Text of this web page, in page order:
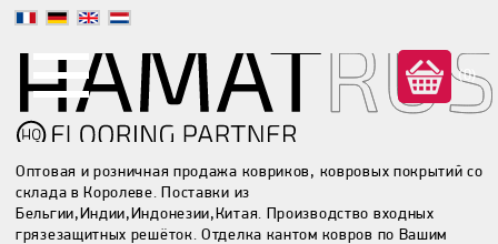
Оптовая и розничная продажа ковриков, ковровых покрытий со
склада в Королеве. Поставки из
Бельгии,Индии,Индонезии,Китая. Производство входных
грязезащитных решёток. Отделка кантом ковров по Вашим
(0)